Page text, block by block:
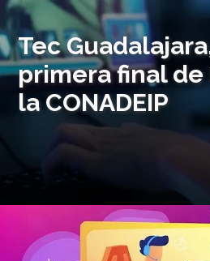
Tec
primera final de
la CONADEIP
logo